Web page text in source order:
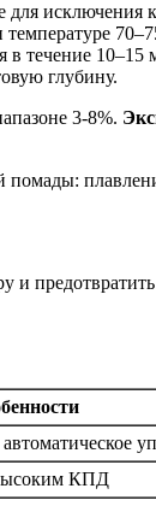
для исключения
течение 10–15
глубину.
3-8%.
КПД